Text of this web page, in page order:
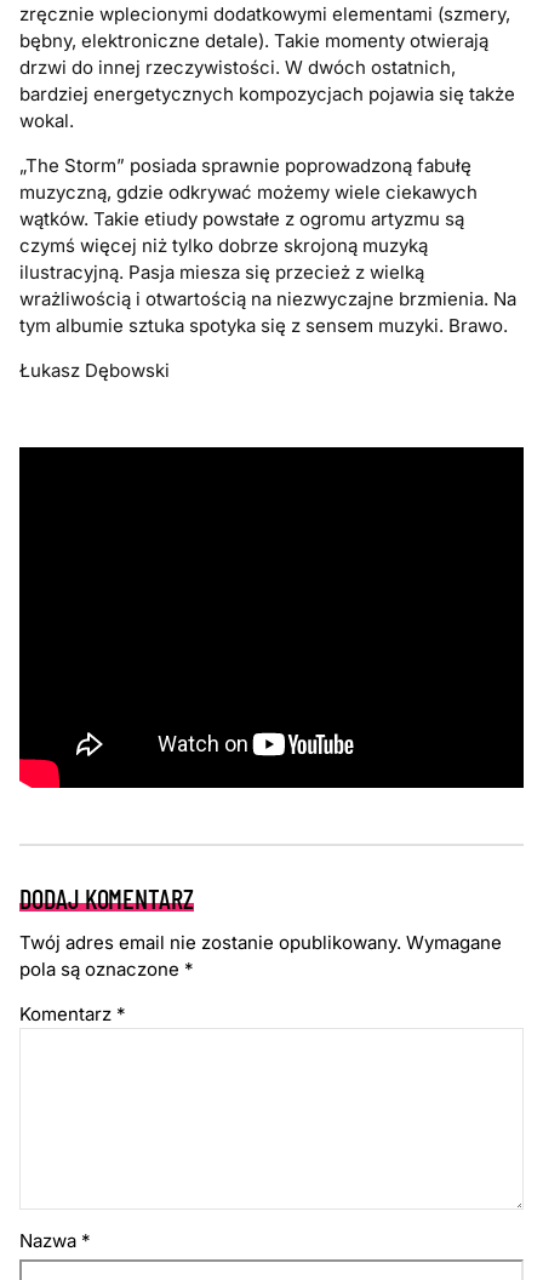
zręcznie wplecionymi dodatkowymi elementami (szmery,
bębny, elektroniczne detale). Takie momenty otwierają
drzwi do innej rzeczywistości. W dwóch ostatnich,
bardziej energetycznych kompozycjach pojawia się także
wokal.
„The Storm” posiada sprawnie poprowadzoną fabułę
muzyczną, gdzie odkrywać możemy wiele ciekawych
wątków. Takie etiudy powstałe z ogromu artyzmu są
czymś więcej niż tylko dobrze skrojoną muzyką
ilustracyjną. Pasja miesza się przecież z wielką
wrażliwością i otwartością na niezwyczajne brzmienia. Na
tym albumie sztuka spotyka się z sensem muzyki. Brawo.
Łukasz Dębowski
DODAJ KOMENTARZ
Twój adres email nie zostanie opublikowany. Wymagane
pola są oznaczone *
Komentarz *
Nazwa *